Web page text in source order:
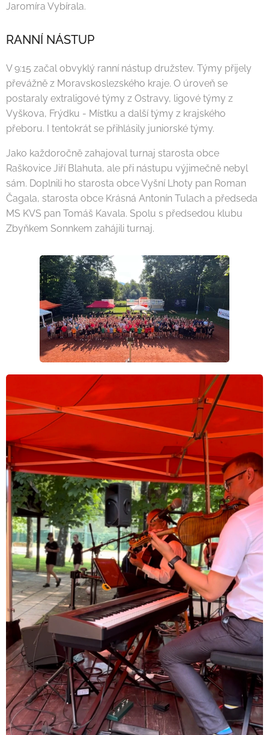
Jaromíra Vybírala.
RANNÍ NÁSTUP
V 9:15 začal obvyklý ranní nástup družstev. Týmy přijely
převážně z Moravskoslezského kraje. O úroveň se
postaraly extraligové týmy z Ostravy, ligové týmy z
Vyškova, Frýdku - Místku a další týmy z krajského
přeboru. I tentokrát se přihlásily juniorské týmy.
Jako každoročně zahajoval turnaj starosta obce
Raškovice Jiří Blahuta, ale při nástupu výjimečně nebyl
sám. Doplnili ho starosta obce Vyšní Lhoty pan Roman
Čagala, starosta obce Krásná Antonín Tulach a předseda
MS KVS pan Tomáš Kavala. Spolu s předsedou klubu
Zbyňkem Sonnkem zahájili turnaj.